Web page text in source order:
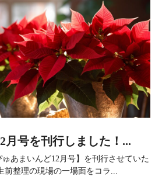
月号を刊行しました！...
あまいんど12月号】を刊行させていた
整理の現場の一場面をコラ...